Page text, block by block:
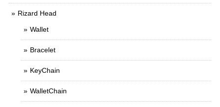
Rizard Head
Wallet
Bracelet
KeyChain
WalletChain